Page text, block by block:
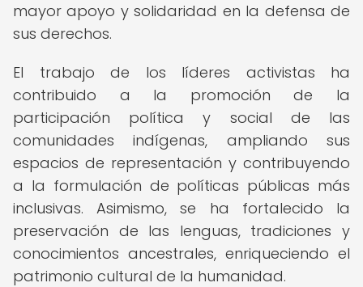
mayor apoyo y solidaridad en la defensa de
sus derechos.
El trabajo de los líderes activistas ha
contribuido a la promoción de la
participación política y social de las
comunidades indígenas, ampliando sus
espacios de representación y contribuyendo
a la formulación de políticas públicas más
inclusivas. Asimismo, se ha fortalecido la
preservación de las lenguas, tradiciones y
conocimientos ancestrales, enriqueciendo el
patrimonio cultural de la humanidad.